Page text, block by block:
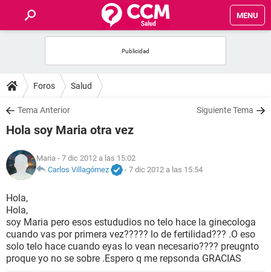
MENU
FOROS
SALUD
NUTRICIÓN
BIENESTAR
SEXUALIDAD
GLOSARIO
Foros Salud
Tema Anterior Siguiente Tema
Hola soy Maria otra vez
Maria - 7 dic 2012 a las 15:02
Carlos Villagómez
- 7 dic 2012 a las 15:54
Hola,
Hola,
soy Maria pero esos estududios no telo hace la ginecologa
cuando vas por primera vez????? lo de fertilidad??? .O eso
solo telo hace cuando eyas lo vean necesario???? preugnto
proque yo no se sobre .Espero q me repsonda GRACIAS